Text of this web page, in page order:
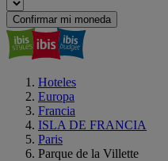
Confirmar mi moneda
Hoteles
Europa
Francia
ISLA DE FRANCIA
Paris
Parque de la Villette